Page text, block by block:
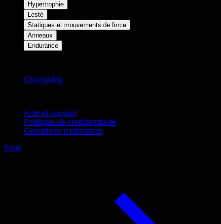
Hypertrophie
Lesté
Statiques et mouvements de force
Anneaux
Endurance
Changelog
Aide et support
Politique de confidentialité
Conditions d'utilisation
Blog